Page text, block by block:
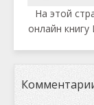
На этой
онлайн